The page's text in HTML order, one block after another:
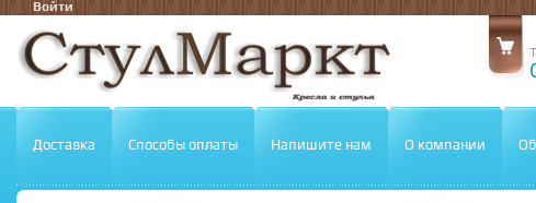
Войти
Доставка Способы оплаты Напишите нам О компании